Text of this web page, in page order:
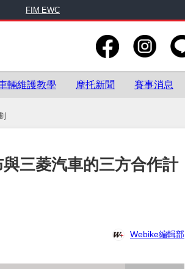
FIM EWC
輛維護教學 摩托新聞 賽事消息
三菱汽車的三方合作計
Webike編輯部